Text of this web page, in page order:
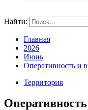
Найти:
Главная
2026
Июнь
Оперативность и
Территория